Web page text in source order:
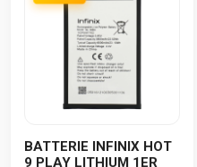
BATTERIE INFINIX HOT
9 PLAY LITHIUM 1ER